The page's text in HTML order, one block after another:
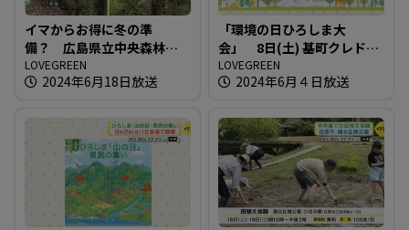
イマからお得に冬の準
備？ 広島県立中央森林公
園
LOVEGREEN
2024年6月18日放送
「環境の日ひろしま大
会」 8日(土) 基町クレドで
開催
LOVEGREEN
2024年6月４日放送